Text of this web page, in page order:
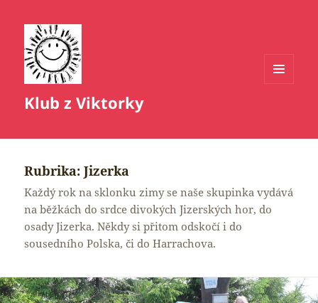
Klub z Viktorky
Rubrika:Jizerka
Každý rok na sklonku zimy se naše skupinka vydává
na běžkách do srdce divokých Jizerských hor, do
osady Jizerka. Někdy si přitom odskočí i do
sousedního Polska, či do Harrachova.